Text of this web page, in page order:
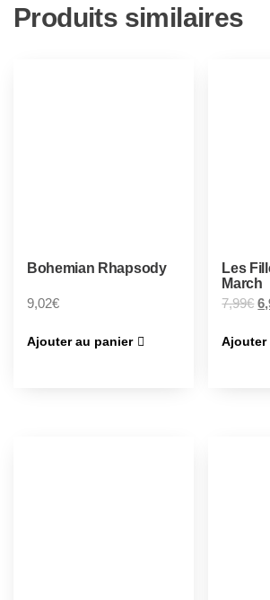
Produits similaires
Bohemian Rhapsody
9,02€
Ajouter au panier
Les
March
7,99€
Ajouter